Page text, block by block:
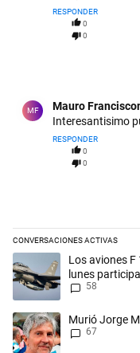
RESPONDER
0
0
MF Mauro
Interesantisimo
RESPONDER
0
0
CONVERSACIONES ACTIVAS
Este listado muestra los
Un artículo de tendencia
Los aviones F
lunes
58
Un artículo de tendencia
Murió Jorge
67